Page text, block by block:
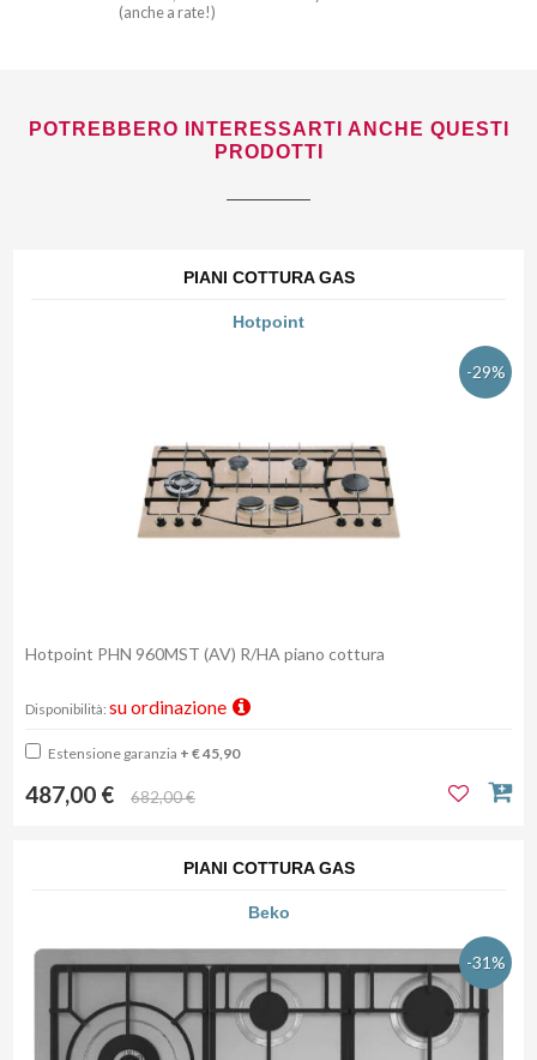
(anche a rate!)
POTREBBERO INTERESSARTI ANCHE QUESTI
PRODOTTI
PIANI COTTURA GAS
Hotpoint
-29%
Hotpoint PHN 960MST (AV) R/HA piano cottura
Disponibilità: su ordinazione
Estensione garanzia + € 45,90
487,00 € 682,00 €
PIANI COTTURA GAS
Beko
-31%